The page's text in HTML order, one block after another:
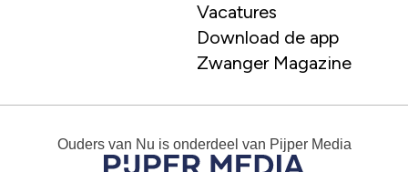
Vacatures
Download de app
Zwanger Magazine
Ouders van Nu is onderdeel van Pijper Media